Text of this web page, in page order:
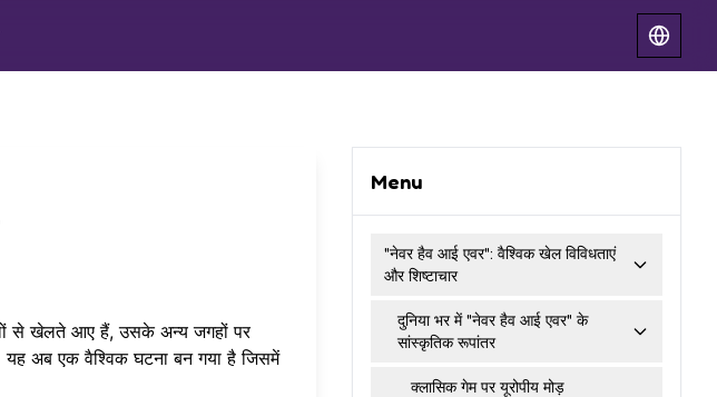
से खेलते आए हैं, उसके अन्य जगहों पर
अब एक वैश्विक घटना बन गया है जिसमें
Menu
"नेवर हैव आई एवर": वैश्विक खेल विविधताएं
और शिष्टाचार
दुनिया भर में "नेवर हैव आई एवर" के
सांस्कृतिक रूपांतर
क्लासिक गेम पर यूरोपीय मोड़